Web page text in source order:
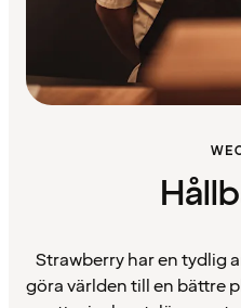
Strawberry har en tydlig
göra världen till en bättre